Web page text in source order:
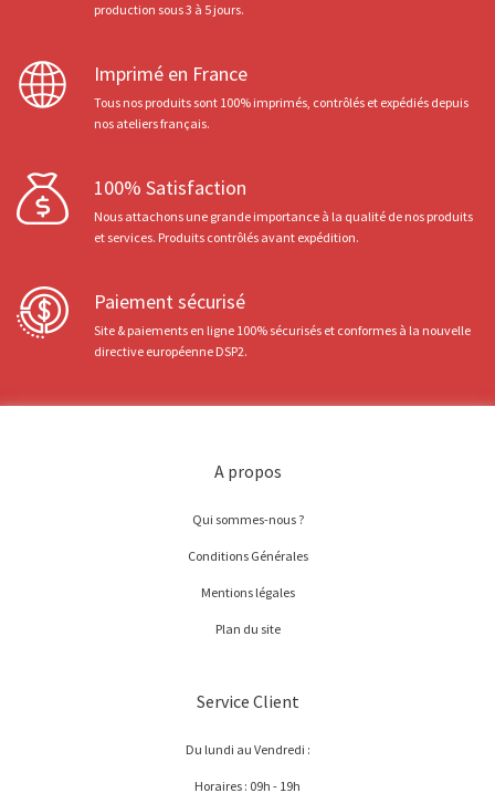
production sous 3 à 5 jours.
Imprimé en France
Tous nos produits sont 100% imprimés, contrôlés et expédiés depuis
nos ateliers français.
100% Satisfaction
Nous attachons une grande importance à la qualité de nos produits
et services. Produits contrôlés avant expédition.
Paiement sécurisé
Site & paiements en ligne 100% sécurisés et conformes à la nouvelle
directive européenne DSP2.
A propos
Qui sommes-nous ?
Conditions Générales
Mentions légales
Plan du site
Service Client
Du lundi au Vendredi :
Horaires : 09h - 19h